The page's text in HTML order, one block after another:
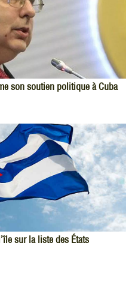
son soutien politique à Cuba
sur la liste des États